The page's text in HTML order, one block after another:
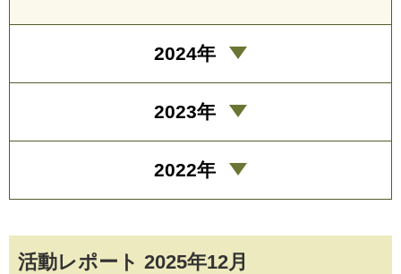
活動レポート 2025年12月
2024年
2023年
2022年